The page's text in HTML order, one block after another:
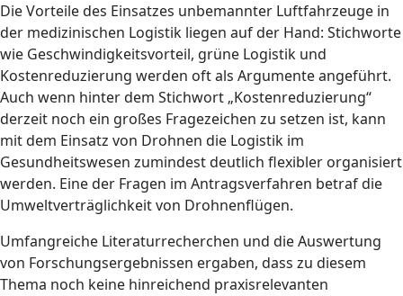
Die Vorteile des Einsatzes unbemannter Luftfahrzeuge in
der medizinischen Logistik liegen auf der Hand: Stichworte
wie Geschwindigkeitsvorteil, grüne Logistik und
Kostenreduzierung werden oft als Argumente angeführt.
Auch wenn hinter dem Stichwort „Kostenreduzierung“
derzeit noch ein großes Fragezeichen zu setzen ist, kann
mit dem Einsatz von Drohnen die Logistik im
Gesundheitswesen zumindest deutlich flexibler organisiert
werden. Eine der Fragen im Antragsverfahren betraf die
Umweltverträglichkeit von Drohnenflügen.
Umfangreiche Literaturrecherchen und die Auswertung
von Forschungsergebnissen ergaben, dass zu diesem
Thema noch keine hinreichend praxisrelevanten